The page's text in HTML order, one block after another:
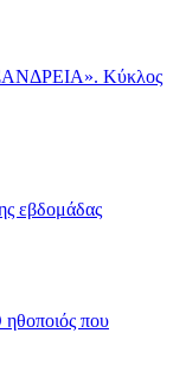
Κύκλος
εβδομάδας
που